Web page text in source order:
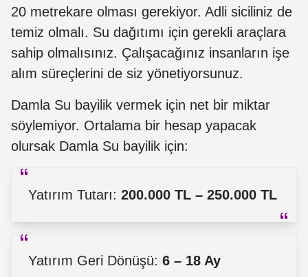
20 metrekare olması gerekiyor. Adli siciliniz de
temiz olmalı. Su dağıtımı için gerekli araçlara
sahip olmalısınız. Çalışacağınız insanların işe
alım süreçlerini de siz yönetiyorsunuz.
Damla Su bayilik vermek için net bir miktar
söylemiyor. Ortalama bir hesap yapacak
olursak Damla Su bayilik için:
Yatırım Tutarı: 200.000 TL – 250.000 TL
Yatırım Geri Dönüşü: 6 – 18 Ay